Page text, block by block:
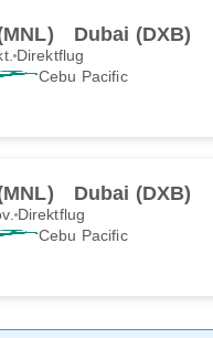
Dubai (DXB)
Direktflug
Cebu Pacific
Dubai (DXB)
Direktflug
Cebu Pacific